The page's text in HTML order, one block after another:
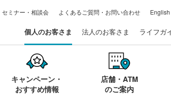
キャンペーン・
おすすめ情報
店舗・ATM
のご案内
セミナー・相談会 よくあるご質問・お問い合わせ
個人のお客さま 法人のお客さま ライフガ
English